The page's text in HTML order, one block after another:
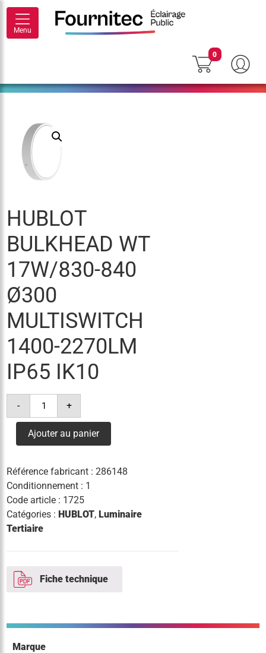
Menu
0
HUBLOT
BULKHEAD WT
17W/830-840
Ø300
MULTISWITCH
1400-2270LM
IP65 IK10
-
quantité
hublot
wt
17w/830-
multiswitch
1400-
2270lm
ip65
ik10
+
Ajouter au panier
Référence fabricant :286148
Conditionnement : 1
Code article : 1725
Catégories :HUBLOT,Luminaire
Tertiaire
Fiche technique
Marque